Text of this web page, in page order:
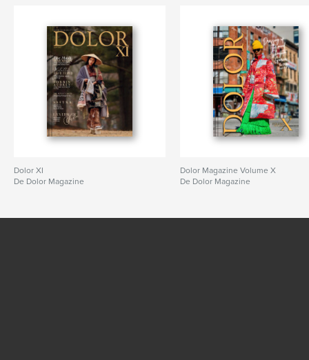
Dolor XI
De Dolor Magazine
Dolor Magazine Volume X
De Dolor Magazine